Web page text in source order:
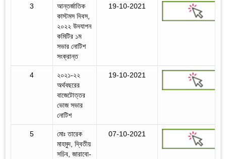
3
আন্তর্জাতিক
কাস্টমস দিবস,
২০২২ উদযাপন
কমিটির ১ম
সভার নোটিশ
সংক্রান্ত
19-10-2021
4
২০২১-২২
অর্থবছরের
বাজেটোত্তর
ভোজ সভার
নোটিশ
19-10-2021
5
মোঃ তারেক
মাহমুদ, দ্বিতীয়
সচিব, জারাবো-
07-10-2021